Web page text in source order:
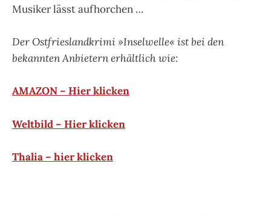
Musiker lässt aufhorchen …
Der Ostfrieslandkrimi »Inselwelle« ist bei den
bekannten Anbietern erhältlich wie:
AMAZON – Hier klicken
Weltbild – Hier klicken
Thalia – hier klicken